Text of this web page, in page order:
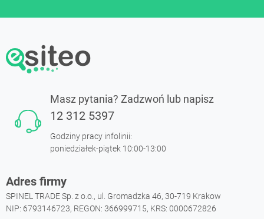
Masz pytania? Zadzwoń lub napisz
12 312 5397
Godziny pracy infolinii:
poniedziałek-piątek 10:00-13:00
Adres firmy
SPINEL TRADE Sp. z o.o., ul. Gromadzka 46, 30-719 Krakow
NIP: 6793146723, REGON: 366999715, KRS: 0000672826